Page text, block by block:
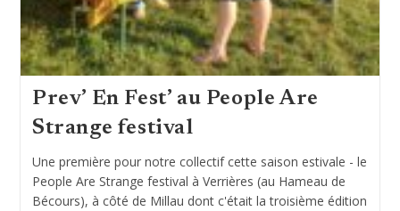
Prev’ En Fest’ au People Are
Strange festival
Une première pour notre collectif cette saison estivale - le
People Are Strange festival à Verrières (au Hameau de
Bécours), à côté de Millau dont c'était la troisième édition